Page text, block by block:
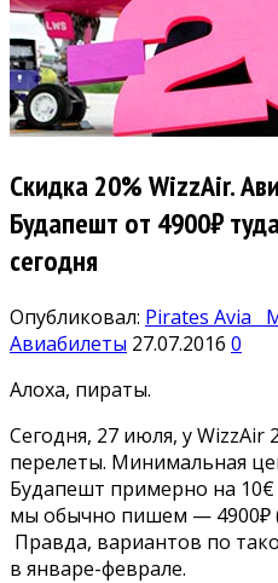
Скидка 20% WizzAir.
Будапешт от 4900₽
сегодня
Опубликовал: Pirates Avia
Авиабилеты 27.07.2016 0
Алоха, пираты.
Сегодня, 27 июля, у WizzAir
перелеты. Минимальная
Будапешт примерно на
мы обычно пишем — 4900₽
Правда, вариантов по
в январе-феврале.